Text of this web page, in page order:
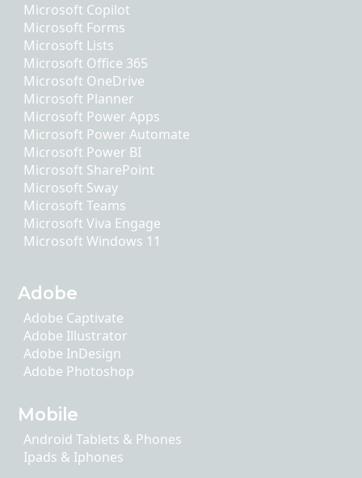
Microsoft Copilot
Microsoft Forms
Microsoft Lists
Microsoft Office 365
Microsoft OneDrive
Microsoft Planner
Microsoft Power Apps
Microsoft Power Automate
Microsoft Power BI
Microsoft SharePoint
Microsoft Sway
Microsoft Teams
Microsoft Viva Engage
Microsoft Windows 11
Adobe
Adobe Captivate
Adobe Illustrator
Adobe InDesign
Adobe Photoshop
Mobile
Android Tablets & Phones
Ipads & Iphones